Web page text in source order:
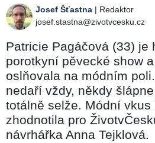
Josef Šťastna | Redaktor
josef.stastna@zivotvcesku.cz
Patricie Pagáčová (33) je
porotkyní pěvecké show
oslňovala na módním
nedaří vždy, někdy
totálně selže. Módní vkus
zhodnotila pro
návrhářka Anna Tejklová.